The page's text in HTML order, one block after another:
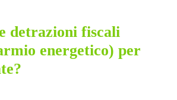
detrazioni fiscali
energetico) per